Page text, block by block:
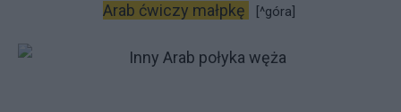
Arab ćwiczy małpkę [^góra]